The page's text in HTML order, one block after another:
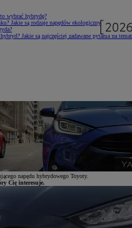
wybrać hybrydę?
Jakie są rodzaje napędów ekologicznych na rynku?
Jakie są najczęściej zadawane pytania na temat
napędu hybrydowego Toyoty.
Cię interesuje.